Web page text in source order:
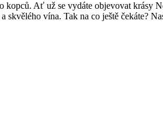
Ať už se vydáte objevovat krásy
vína. Tak na co ještě čekáte?